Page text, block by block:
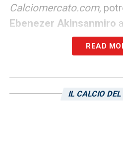
Calciomercato.com,
Ebenezer Akinsanmiro
infatti è stato provato
è ballottaggio con gli
LA PLAYLIST DELLE
READ
IL CALCIO